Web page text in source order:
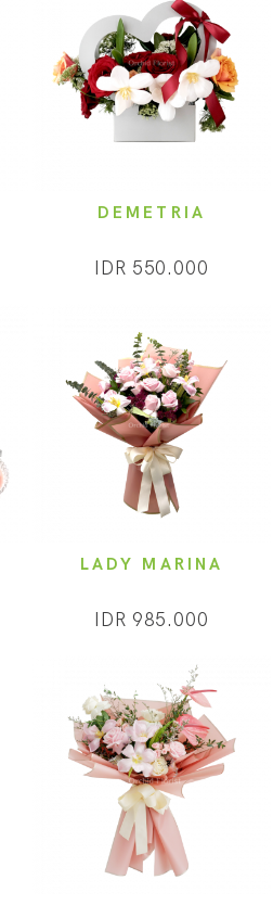
DEMETRIA
IDR 550.000
LADY MARINA
IDR 985.000